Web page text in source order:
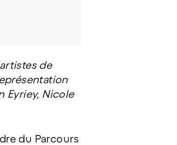
de
Eyriey, Nicole
du Parcours